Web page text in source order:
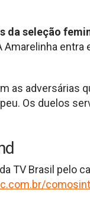
da seleção
Amarelinha
as adversárias
Os duelos
TV Brasil pelo